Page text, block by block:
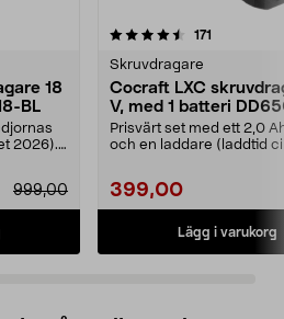
18
BL
2026).
999,00
171
Skruvdragare
Cocraft LXC
V, med 1 batteri
Prisvärt set med ett 2,0
och en laddare (laddtid
399,00
Lägg i varukorg
4.5 av 5 stjärnor